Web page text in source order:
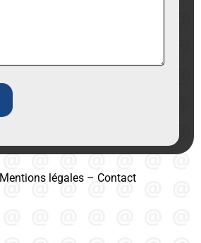
Mentions légales – Contact